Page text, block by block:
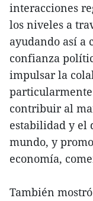
interacciones
los niveles a
ayudando así a
confianza
impulsar la
contribuir al
estabilidad y el
mundo, y
economía,
También